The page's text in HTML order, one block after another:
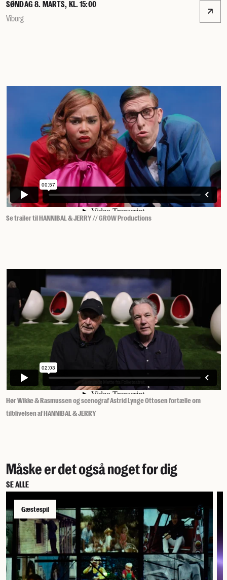
SØNDAG 8. MARTS, KL. 15:00
Viborg
Se trailer til HANNIBAL & JERRY // GROW Productions
Hør Wikke & Rasmussen og scenograf Astrid Lynge Ottosen fortælle om
tilblivelsen af HANNIBAL & JERRY
Måske er det også noget for dig
SE ALLE
Gæstespil